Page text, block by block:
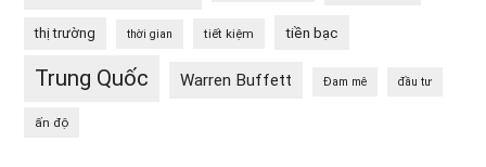
thị trường thời gian tiết kiệm tiền bạc
Trung Quốc Warren Buffett Đam mê đầu tư
ấn độ